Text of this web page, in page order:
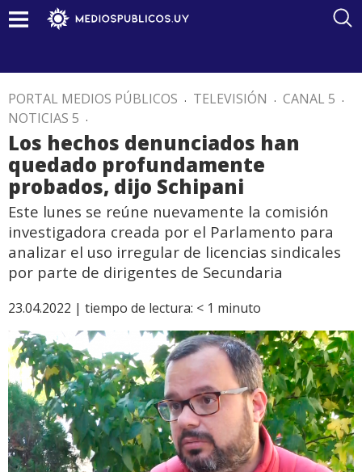
PORTAL MEDIOS PÚBLICOS . TELEVISIÓN . CANAL 5 .
NOTICIAS 5 .
Los hechos denunciados han
quedado profundamente
probados, dijo Schipani
Este lunes se reúne nuevamente la comisión
investigadora creada por el Parlamento para
analizar el uso irregular de licencias sindicales
por parte de dirigentes de Secundaria
23.04.2022 | tiempo de lectura: < 1 minuto